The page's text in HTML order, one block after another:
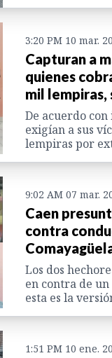
3:20 PM 10 mar.
Capturan a
quienes
mil lempiras,
De acuerdo
exigían a sus
lempiras por
9:02 AM 07 mar.
Caen
contra
Los dos
en contra de
esta es la
1:51 PM 10 ene.